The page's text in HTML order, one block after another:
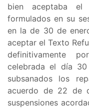
bien aceptaba el
formulados en su
en la de 30 de
aceptar el Texto
definitivamente
celebrada el día
subsanados los
acuerdo de 22 de
suspensiones